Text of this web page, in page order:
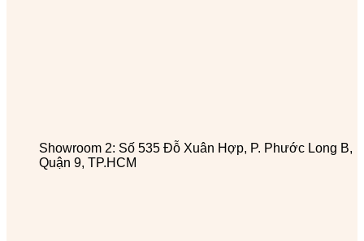
Showroom 2: Số 535 Đỗ Xuân Hợp, P. Phước Long B,
Quận 9, TP.HCM